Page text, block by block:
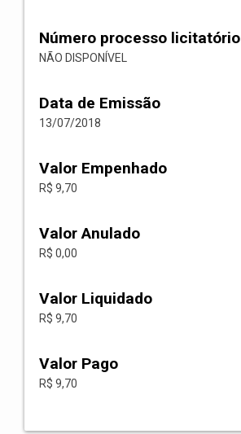
Número processo licitatório
NÃO DISPONÍVEL
Data de Emissão
13/07/2018
Valor Empenhado
R$ 9,70
Valor Anulado
R$ 0,00
Valor Liquidado
R$ 9,70
Valor Pago
R$ 9,70